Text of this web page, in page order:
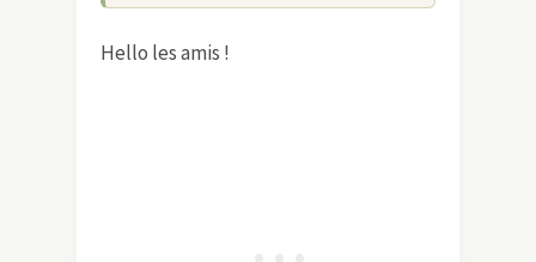
Hello les amis !